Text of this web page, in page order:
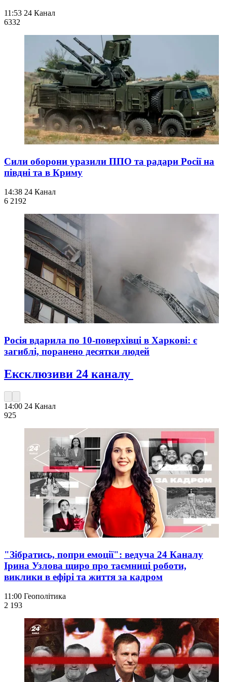
11:53 24 Канал
6332
Сили оборони уразили ППО та радари Росії на
півдні та в Криму
14:38 24 Канал
6 2192
Росія вдарила по 10-поверхівці в Харкові: є
загиблі, поранено десятки людей
Ексклюзиви 24 каналу
14:00 24 Канал
925
"Зібратись, попри емоції": ведуча 24 Каналу
Ірина Узлова щиро про таємниці роботи,
виклики в ефірі та життя за кадром
11:00 Геополітика
2 193